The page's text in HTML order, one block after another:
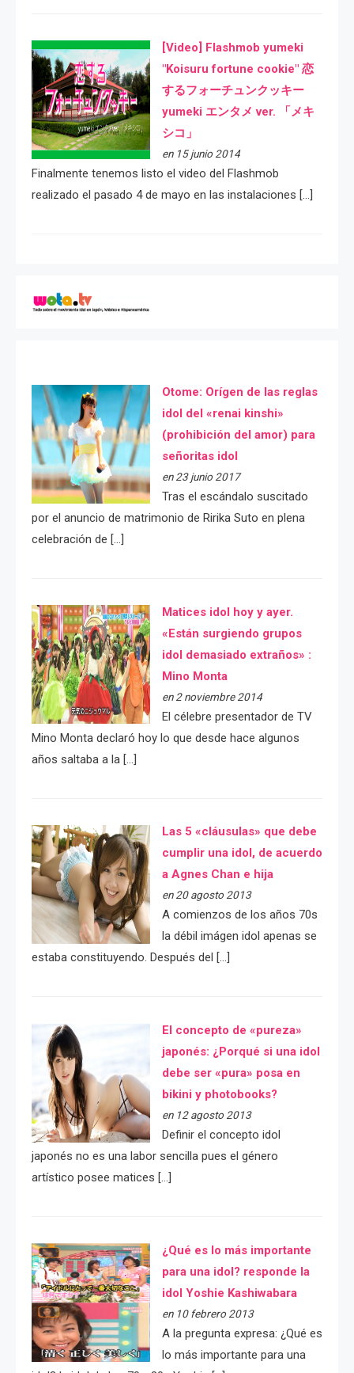
[Video] Flashmob yumeki
"Koisuru fortune cookie" 恋
するフォーチュンクッキー
yumeki エンタメ ver. 「メキ
シコ」
en 15 junio 2014
Finalmente tenemos listo el video del Flashmob
realizado el pasado 4 de mayo en las instalaciones […]
Otome: Orígen de las reglas
idol del «renai kinshi»
(prohibición del amor) para
señoritas idol
en 23 junio 2017
Tras el escándalo suscitado
por el anuncio de matrimonio de Ririka Suto en plena
celebración de […]
Matices idol hoy y ayer.
«Están surgiendo grupos
idol demasiado extraños» :
Mino Monta
en 2 noviembre 2014
El célebre presentador de TV
Mino Monta declaró hoy lo que desde hace algunos
años saltaba a la […]
Las 5 «cláusulas» que debe
cumplir una idol, de acuerdo
a Agnes Chan e hija
en 20 agosto 2013
A comienzos de los años 70s
la débil imágen idol apenas se
estaba constituyendo. Después del […]
El concepto de «pureza»
japonés: ¿Porqué si una idol
debe ser «pura» posa en
bikini y photobooks?
en 12 agosto 2013
Definir el concepto idol
japonés no es una labor sencilla pues el género
artístico posee matices […]
¿Qué es lo más importante
para una idol? responde la
idol Yoshie Kashiwabara
en 10 febrero 2013
A la pregunta expresa: ¿Qué es
lo más importante para una